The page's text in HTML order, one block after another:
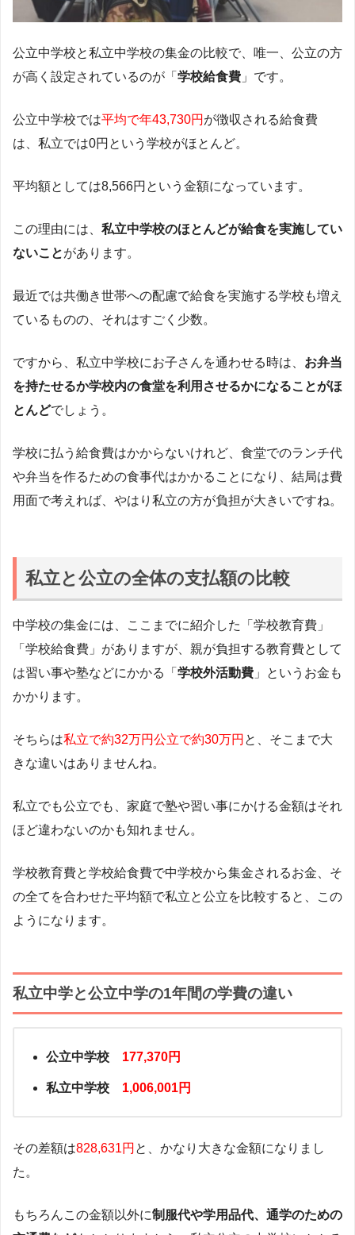
公立中学校と私立中学校の集金の比較で、唯一、公立の方
が高く設定されているのが「 学校給食費 」です。
公立中学校では平均で年43,730円 が徴収される給食費
は、私立では0円という学校がほとんど。
平均額としては8,566円という金額になっています。
この理由には、 私立中学校のほとんどが給食を実施してい
ないことがあります。
最近では共働き世帯への配慮で給食を実施する学校も増え
ているものの、それはすごく少数。
ですから、私立中学校にお子さんを通わせる時は、 お弁当
を持たせるか学校内の食堂を利用させるかになることがほ
とんどでしょう。
学校に払う給食費はかからないけれど、食堂でのランチ代
や弁当を作るための食事代はかかることになり、結局は費
用面で考えれば、やはり私立の方が負担が大きいですね。
私立と公立の全体の支払額の比較
中学校の集金には、ここまでに紹介した「学校教育費」
「学校給食費」がありますが、親が負担する教育費として
は習い事や塾などにかかる「 学校外活動費 」というお金も
かかります。
そちらは私立で約32万円公立で約30万円 と、そこまで大
きな違いはありませんね。
私立でも公立でも、家庭で塾や習い事にかける金額はそれ
ほど違わないのかも知れません。
学校教育費と学校給食費で中学校から集金されるお金、そ
の全てを合わせた平均額で私立と公立を比較すると、この
ようになります。
私立中学と公立中学の1年間の学費の違い
公立中学校 177,370円
私立中学校 1,006,001円
その差額は828,631円 と、かなり大きな金額になりまし
た。
もちろんこの金額以外に制服代や学用品代、通学のための